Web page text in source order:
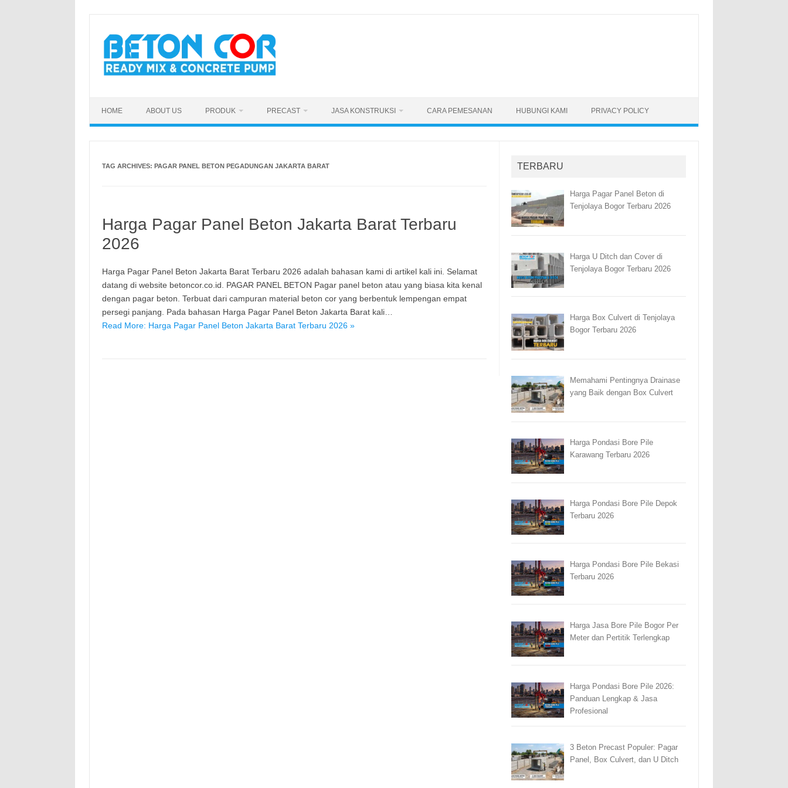
content
HOME ABOUT US PRODUK PRECAST JASA KONSTRUKSI CARA PEMESANAN HUBUNGI KAMI PRIVACY POLICY
TAG ARCHIVES: PAGAR PANEL BETON PEGADUNGAN JAKARTA BARAT
Harga Pagar Panel Beton Jakarta Barat Terbaru
2026
Harga Pagar Panel Beton Jakarta Barat Terbaru 2026 adalah bahasan kami di artikel kali ini. Selamat
datang di website betoncor.co.id. PAGAR PANEL BETON Pagar panel beton atau yang biasa kita kenal
dengan pagar beton. Terbuat dari campuran material beton cor yang berbentuk lempengan empat
persegi panjang. Pada bahasan Harga Pagar Panel Beton Jakarta Barat kali…
Read More: Harga Pagar Panel Beton Jakarta Barat Terbaru 2026 »
TERBARU
Harga Pagar Panel Beton di
Tenjolaya Bogor Terbaru 2026
Harga U Ditch dan Cover di
Tenjolaya Bogor Terbaru 2026
Harga Box Culvert di Tenjolaya
Bogor Terbaru 2026
Memahami Pentingnya Drainase
yang Baik dengan Box Culvert
Harga Pondasi Bore Pile
Karawang Terbaru 2026
Harga Pondasi Bore Pile Depok
Terbaru 2026
Harga Pondasi Bore Pile Bekasi
Terbaru 2026
Harga Jasa Bore Pile Bogor Per
Meter dan Pertitik Terlengkap
Harga Pondasi Bore Pile 2026:
Panduan Lengkap & Jasa
Profesional
3 Beton Precast Populer: Pagar
Panel, Box Culvert, dan U Ditch